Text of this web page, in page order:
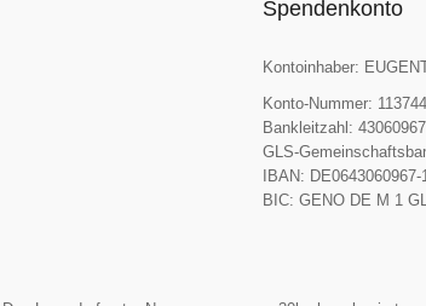
Spendenkonto
Kontoinhaber:
Konto-Nummer:
Bankleitzahl: 43060967
GLS-
IBAN:
BIC: GENO DE M 1